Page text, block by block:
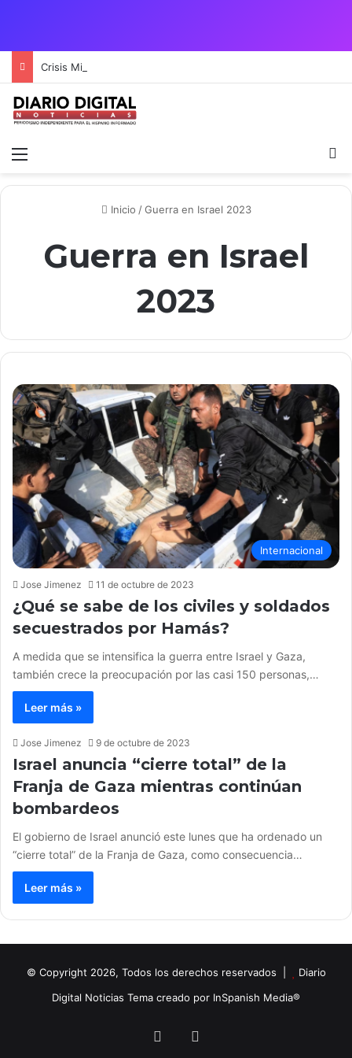
Inicio / Guerra en Israel 2023
Guerra en Israel
2023
Internacional
Jose Jimenez 11 de octubre de 2023
¿Qué se sabe de los civiles y soldados
secuestrados por Hamás?
A medida que se intensifica la guerra entre Israel y Gaza,
también crece la preocupación por las casi 150 personas,…
Leer más »
Jose Jimenez 9 de octubre de 2023
Israel anuncia “cierre total” de la
Franja de Gaza mientras continúan
bombardeos
El gobierno de Israel anunció este lunes que ha ordenado un
“cierre total” de la Franja de Gaza, como consecuencia…
Leer más »
© Copyright 2026, Todos los derechos reservados |
Diario
Digital Noticias Tema creado por InSpanish Media®
Facebook